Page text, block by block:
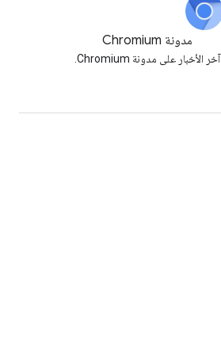
مدونة Chromium
آخر الأخبار على مدونة Chromium.